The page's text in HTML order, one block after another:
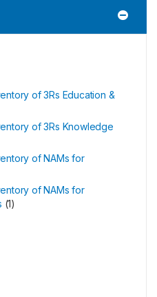
of 3Rs Education &
of 3Rs Knowledge
of NAMs for
of NAMs for
(1)